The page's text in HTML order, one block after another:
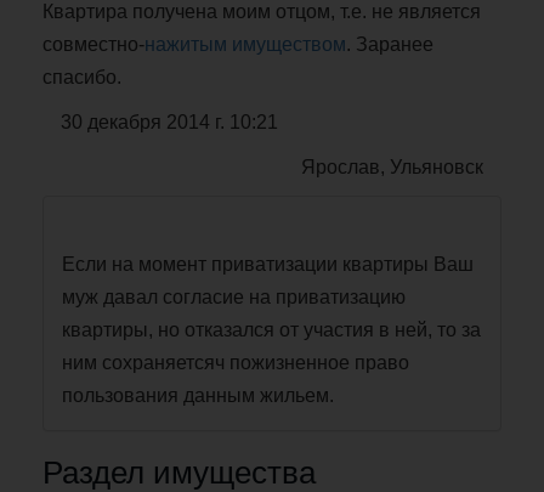
Квартира получена моим отцом, т.е. не является
совместно-нажитым имуществом. Заранее
спасибо.
30 декабря 2014 г. 10:21
Ярослав, Ульяновск
Если на момент приватизации квартиры Ваш
муж давал согласие на приватизацию
квартиры, но отказался от участия в ней, то за
ним сохраняетсяч пожизненное право
пользования данным жильем.
Раздел имущества